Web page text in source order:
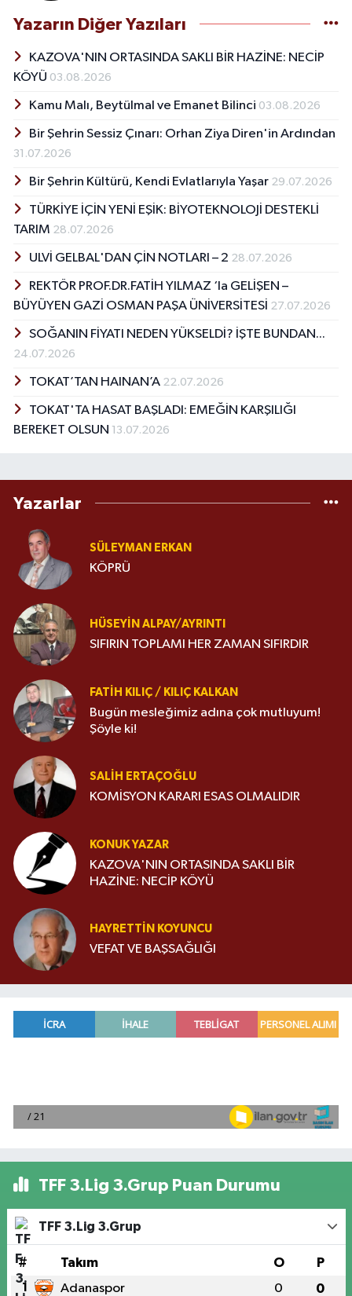
Yazarın Diğer Yazıları
KAZOVA'NIN ORTASINDA SAKLI BİR HAZİNE: NECİP
KÖYÜ 03.08.2026
Kamu Malı, Beytülmal ve Emanet Bilinci 03.08.2026
Bir Şehrin Sessiz Çınarı: Orhan Ziya Diren'in Ardından
31.07.2026
Bir Şehrin Kültürü, Kendi Evlatlarıyla Yaşar 29.07.2026
TÜRKİYE İÇİN YENİ EŞİK: BİYOTEKNOLOJİ DESTEKLİ
TARIM 28.07.2026
ULVİ GELBAL'DAN ÇİN NOTLARI – 2 28.07.2026
REKTÖR PROF.DR.FATİH YILMAZ ‘la GELİŞEN –
BÜYÜYEN GAZİ OSMAN PAŞA ÜNİVERSİTESİ 27.07.2026
SOĞANIN FİYATI NEDEN YÜKSELDİ? İŞTE BUNDAN...
24.07.2026
TOKAT’TAN HAINAN’A 22.07.2026
TOKAT'TA HASAT BAŞLADI: EMEĞİN KARŞILIĞI
BEREKET OLSUN 13.07.2026
Yazarlar
SÜLEYMAN ERKAN
KÖPRÜ
HÜSEYIN ALPAY/AYRINTI
SIFIRIN TOPLAMI HER ZAMAN SIFIRDIR
FATIH KILIÇ / KILIÇ KALKAN
Bugün mesleğimiz adına çok mutluyum!
Şöyle ki!
SALIH ERTAÇOĞLU
KOMİSYON KARARI ESAS OLMALIDIR
KONUK YAZAR
KAZOVA'NIN ORTASINDA SAKLI BİR
HAZİNE: NECİP KÖYÜ
HAYRETTIN KOYUNCU
VEFAT VE BAŞSAĞLIĞI
TFF 3.Lig 3.Grup Puan Durumu
TFF 3.Lig 3.Grup
# Takım O P
1 Adanaspor 0 0